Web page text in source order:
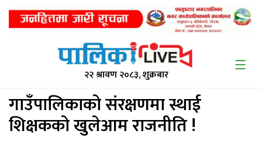
२२ श्रावण २०८३, शुक्रबार
गाउँपालिकाको संरक्षणमा स्थाई
शिक्षकको खुलेआम राजनीति !